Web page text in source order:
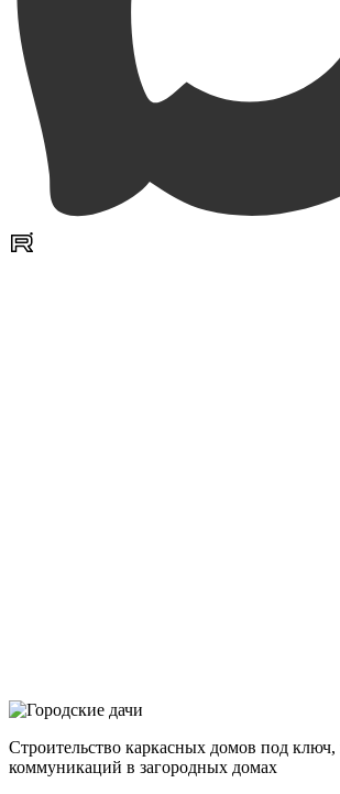
Строительство каркасных домов под
коммуникаций в загородных домах